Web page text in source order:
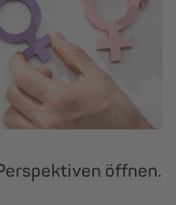
öffnen.